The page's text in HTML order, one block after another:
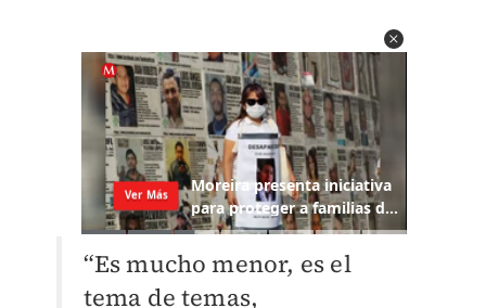
“Es mucho menor, es el
tema de temas,